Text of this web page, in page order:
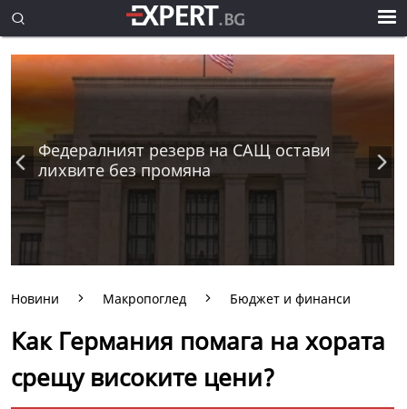
Федералният резерв на САЩ остави
лихвите без промяна
Новини Макропоглед Бюджет и финанси
Как Германия помага на хората
срещу високите цени?